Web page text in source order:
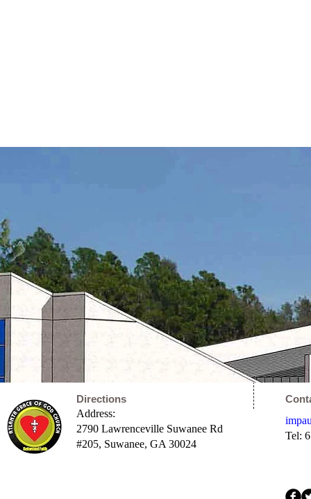
Address:
2790 Lawrenceville Suwanee Rd
#205, Suwanee, GA 30024
Tel:
Directions